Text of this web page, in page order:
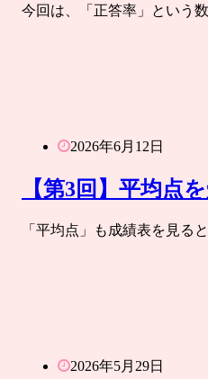
今回は、「正答率」という
2026年6月12日
【第3回】平均点
「平均点」も成績表を見る
2026年5月29日